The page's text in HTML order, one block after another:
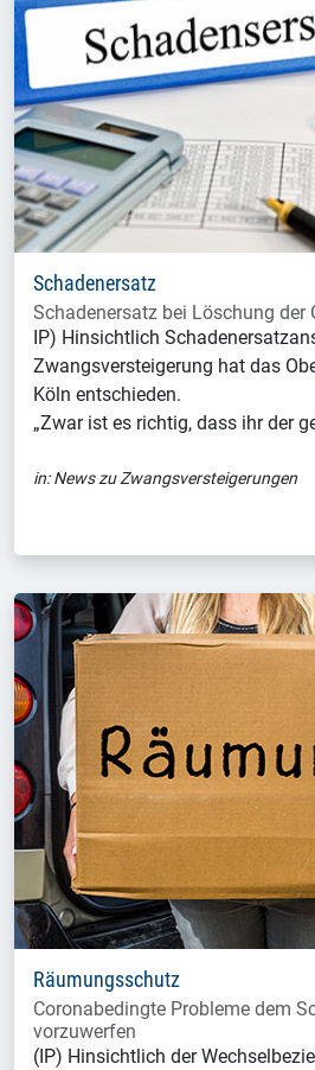
Schadenersatz
Schadenersatz bei Löschung der
IP) Hinsichtlich
Zwangsversteigerung hat das
Köln entschieden.
„Zwar ist es richtig, dass ihr der
in:News zu Zwangsversteigerungen
Räumungsschutz
Coronabedingte Probleme dem
vorzuwerfen
(IP) Hinsichtlich der